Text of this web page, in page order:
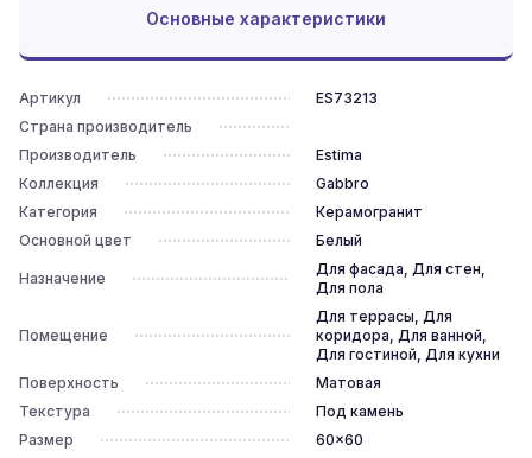
Основные характеристики
Артикул
ES73213
Страна производитель
Производитель
Estima
Коллекция
Gabbro
Категория
Керамогранит
Основной цвет
Белый
Назначение
Для фасада, Для стен,
Для пола
Помещение
Для террасы, Для
коридора, Для ванной,
Для гостиной, Для кухни
Поверхность
Матовая
Текстура
Под камень
Размер
60x60